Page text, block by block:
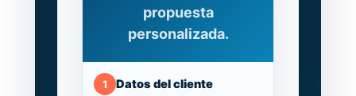
propuesta
personalizada.
1 Datos del cliente